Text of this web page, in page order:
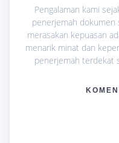
Pengalaman kami
penerjemah dokumen
merasakan kepuasan
menarik minat dan
penerjemah terdekat